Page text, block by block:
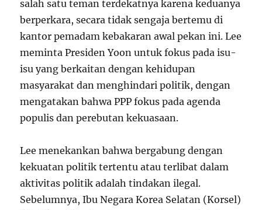
salah satu teman terdekatnya karena keduanya
berperkara, secara tidak sengaja bertemu di
kantor pemadam kebakaran awal pekan ini. Lee
meminta Presiden Yoon untuk fokus pada isu-
isu yang berkaitan dengan kehidupan
masyarakat dan menghindari politik, dengan
mengatakan bahwa PPP fokus pada agenda
populis dan perebutan kekuasaan.
Lee menekankan bahwa bergabung dengan
kekuatan politik tertentu atau terlibat dalam
aktivitas politik adalah tindakan ilegal.
Sebelumnya, Ibu Negara Korea Selatan (Korsel)